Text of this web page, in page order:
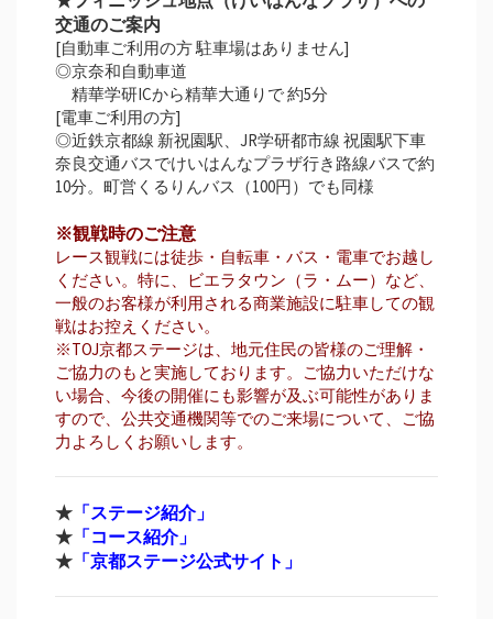
交通のご案内
[自動車ご利用の方 駐車場はありません]
◎京奈和自動車道
精華学研ICから精華大通りで 約5分
[電車ご利用の方]
◎近鉄京都線 新祝園駅、JR学研都市線 祝園駅下車
奈良交通バスでけいはんなプラザ行き路線バスで約
10分。町営くるりんバス（100円）でも同様
※観戦時のご注意
レース観戦には徒歩・自転車・バス・電車でお越し
ください。特に、ビエラタウン（ラ・ムー）など、
一般のお客様が利用される商業施設に駐車しての観
戦はお控えください。
※TOJ京都ステージは、地元住民の皆様のご理解・
ご協力のもと実施しております。ご協力いただけな
い場合、今後の開催にも影響が及ぶ可能性がありま
すので、公共交通機関等でのご来場について、ご協
力よろしくお願いします。
★ 「ステージ紹介」
★ 「コース紹介」
★ 「京都ステージ公式サイト」